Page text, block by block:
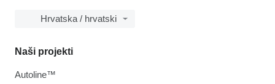
Hrvatska / hrvatski
Naši projekti
Autoline™